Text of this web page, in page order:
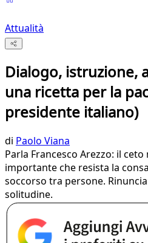
Attualità
Dialogo, istruzione,
una ricetta per la
presidente italiano)
di Paolo Viana
Parla Francesco Arezzo: il
importante che resista la
soccorso tra persone.
solitudine.